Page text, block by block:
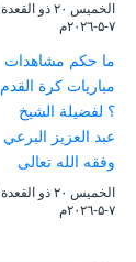
۷-۵-۲۰۲٦م
ما حكم مشاهدات
مباريات كرة القدم
؟ لفضيلة الشيخ
عبد العزيز البرعي
وفقه الله تعالى
۷-۵-۲۰۲٦م